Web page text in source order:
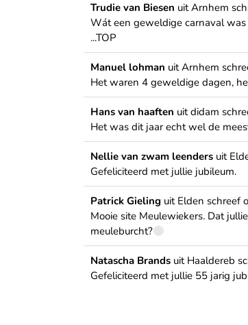
Trudie van Biesen uit Arnhem
Wát een geweldige carnaval
...TOP
Manuel lohman uit Arnhem
Het waren 4 geweldige dagen,
Hans van haaften uit didam
Het was dit jaar echt wel de
Nellie van zwam leenders uit
Gefeliciteerd met jullie jubileum.
Patrick Gieling uit Elden schreef
Mooie site Meulewiekers. Dat
meuleburcht?
Natascha Brands uit Haaldereb
Gefeliciteerd met jullie 55 jarig